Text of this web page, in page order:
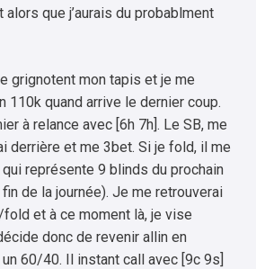
que j’aurais du probablment
grignotent mon tapis et je me
110k quand arrive le dernier coup.
à relance avec [6h 7h]. Le SB, me
derrière et me 3bet. Si je fold, il me
représente 9 blinds du prochain
de la journée). Je me retrouverai
et à ce moment là, je vise
donc de revenir allin en
60/40. Il instant call avec [9c 9s]